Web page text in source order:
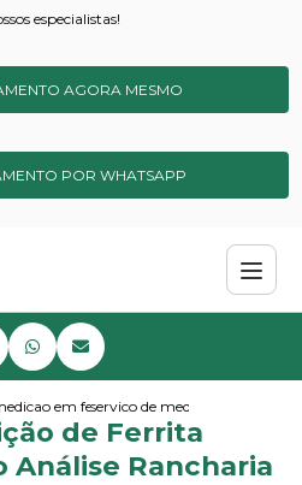
especialistas!
AGORA MESMO
POR WHATSAPP
em ferrita delta
servico de medicao de ferrita
de Ferrita
Análise Rancharia